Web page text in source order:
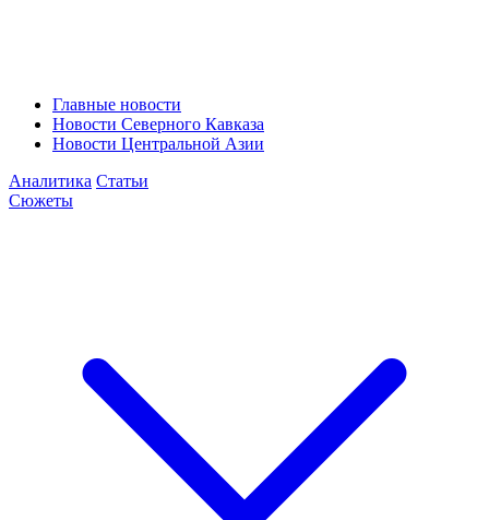
Главные новости
Новости Северного Кавказа
Новости Центральной Азии
Аналитика Статьи
Сюжеты